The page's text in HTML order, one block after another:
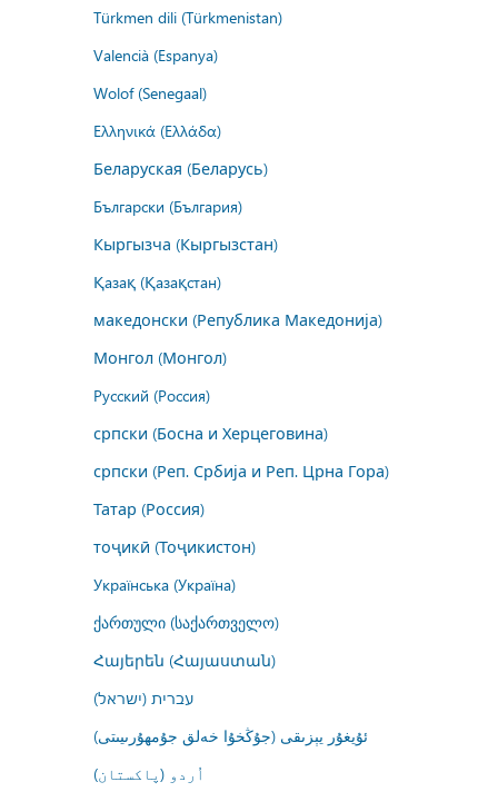
Türkmen dili (Türkmenistan)
Valencià (Espanya)
Wolof (Senegaal)
Ελληνικά (Ελλάδα)
Беларуская (Беларусь)
Български (България)
Кыргызча (Кыргызстан)
Қазақ (Қазақстан)
македонски (Република Македонија)
Монгол (Монгол)
Русский (Россия)
српски (Босна и Херцеговина)
српски (Реп. Србија и Реп. Црна Гора)
Татар (Россия)
тоҷикӣ (Тоҷикистон)
Українська (Україна)
ქართული (საქართველო)
Հայերեն (Հայաստան)
עברית (ישראל)
ئۇيغۇر يېزىقى (جۇڭخۇا خەلق جۇمھۇرىيىتى)
اُردو (پاکستان)